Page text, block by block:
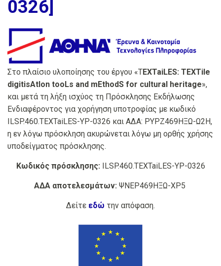
0326]
Στο πλαίσιο υλοποίησης του έργου «TEXTaiLES: TEXTile
digitisAtIon tooLs and mEthodS for cultural heritage»,
και μετά τη λήξη ισχύος τη Πρόσκλησης Εκδήλωσης
Ενδιαφέροντος για χορήγηση υποτροφίας με κωδικό
ILSP.460.TEXTaiLES-YP-0326 και ΑΔΑ: ΡΥΡΖ469ΗΞΩ-Ω2Η,
η εν λόγω πρόσκληση ακυρώνεται λόγω μη ορθής χρήσης
υποδείγματος πρόσκλησης.
Κωδικός πρόσκλησης: ILSP.460.TEXTaiLES-YP-0326
ΑΔΑ αποτελεσμάτων: ΨΝΕΡ469ΗΞΩ-ΧΡ5
Δείτε εδώ την απόφαση.